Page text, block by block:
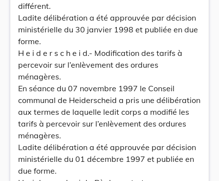
différent.
Ladite délibération a été approuvée par décision
ministérielle du 30 janvier 1998 et publiée en due
forme.
H e i d e r s c h e i d.- Modification des tarifs à
percevoir sur l’enlèvement des ordures
ménagères.
En séance du 07 novembre 1997 le Conseil
communal de Heiderscheid a pris une délibération
aux termes de laquelle ledit corps a modifié les
tarifs à percevoir sur l’enlèvement des ordures
ménagères.
Ladite délibération a été approuvée par décision
ministérielle du 01 décembre 1997 et publiée en
due forme.